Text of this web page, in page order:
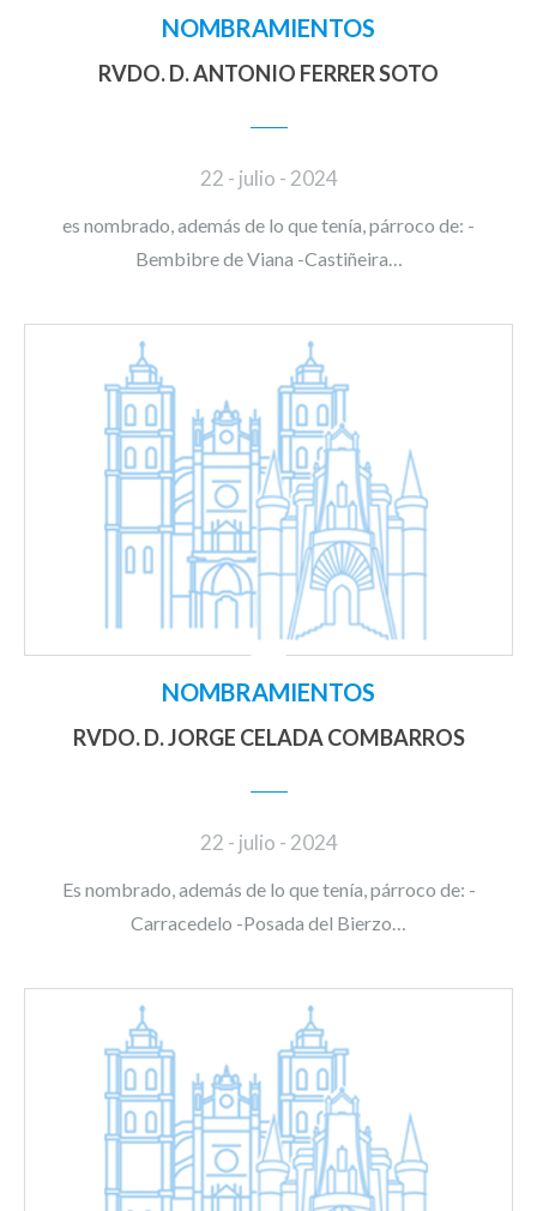
NOMBRAMIENTOS
RVDO. D. ANTONIO FERRER SOTO
22 - julio - 2024
es nombrado, además de lo que tenía, párroco de: -
Bembibre de Viana -Castiñeira…
NOMBRAMIENTOS
RVDO. D. JORGE CELADA COMBARROS
22 - julio - 2024
Es nombrado, además de lo que tenía, párroco de: -
Carracedelo -Posada del Bierzo…